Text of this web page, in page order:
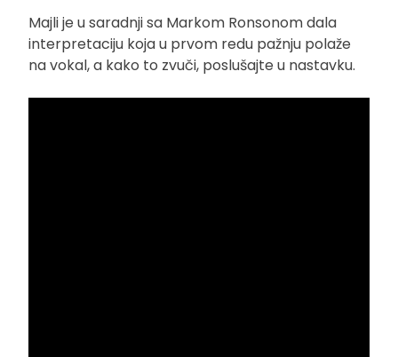
Majli je u saradnji sa Markom Ronsonom dala
interpretaciju koja u prvom redu pažnju polaže
na vokal, a kako to zvuči, poslušajte u nastavku.